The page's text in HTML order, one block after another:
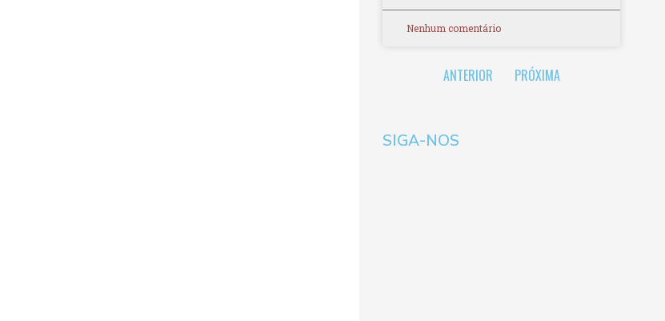
Nenhum comentário
ANTERIOR PRÓXIMA
SIGA-NOS